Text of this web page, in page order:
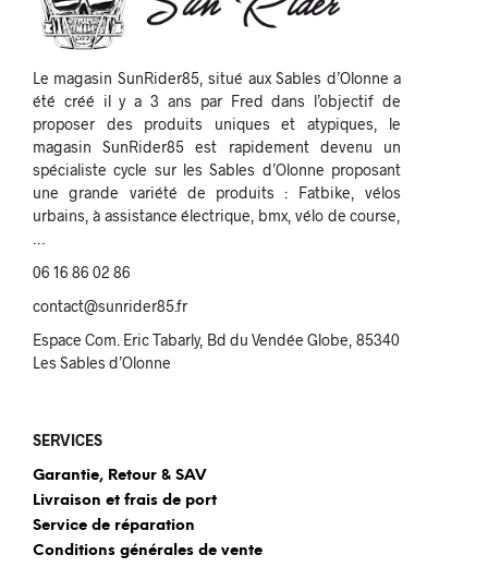
Le magasin SunRider85, situé aux Sables d’Olonne a
été créé il y a 3 ans par Fred dans l’objectif de
proposer des produits uniques et atypiques, le
magasin SunRider85 est rapidement devenu un
spécialiste cycle sur les Sables d’Olonne proposant
une grande variété de produits : Fatbike, vélos
urbains, à assistance électrique, bmx, vélo de course,
06 16 86 02 86
contact@sunrider85.fr
Espace Com. Eric Tabarly, Bd du Vendée Globe, 85340
Les Sables d’Olonne
SERVICES
Garantie, Retour & SAV
Livraison et frais de port
Service de réparation
Conditions générales de vente